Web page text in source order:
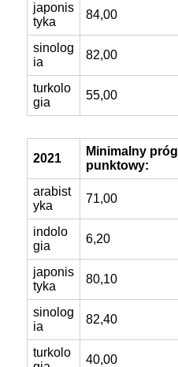
japonis
tyka
84,00
sinolog
ia
82,00
turkolo
gia
55,00
2021
Minimalny próg
punktowy:
arabist
yka
71,00
indolo
gia
6,20
japonis
tyka
80,10
sinolog
ia
82,40
turkolo
40,00